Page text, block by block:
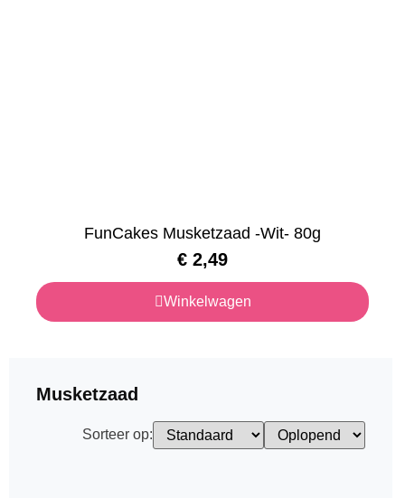
FunCakes Musketzaad -Wit- 80g
€ 2,49
Winkelwagen
Musketzaad
Sorteer op: